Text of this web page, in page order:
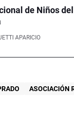
de Niños
APARICIO
ASOCIACIÓN